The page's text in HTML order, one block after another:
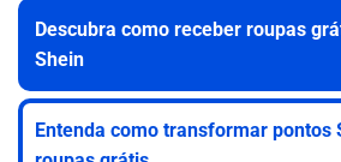
Descubra como receber roupas
Shein
Entenda como transformar pontos